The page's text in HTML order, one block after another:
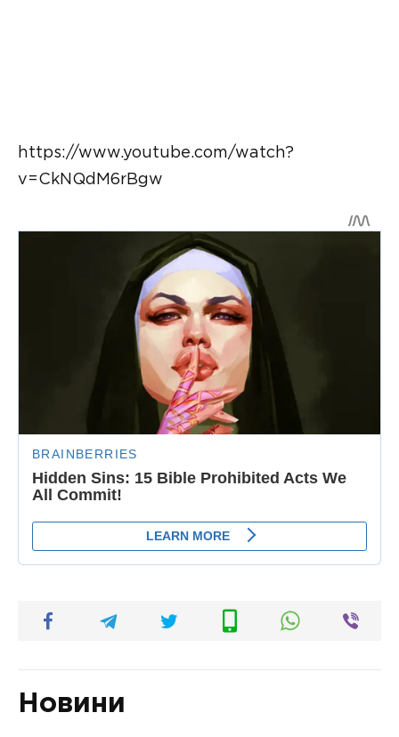
https://www.youtube.com/watch?
v=CkNQdM6rBgw
Новини